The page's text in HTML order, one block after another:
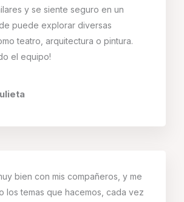
y se siente seguro en un
puede explorar diversas
teatro, arquitectura o pintura.
el equipo!
bien con mis compañeros, y me
los temas que hacemos, cada vez